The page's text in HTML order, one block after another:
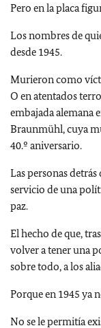
Pero en la placa
Los nombres de
desde 1945.
Murieron como
O en atentados
embajada alemana
Braunmühl, cuya
40.º aniversario.
Las personas
servicio de una
paz.
El hecho de que,
volver a tener una
sobre todo, a los
Porque en 1945 ya
No se le permitía